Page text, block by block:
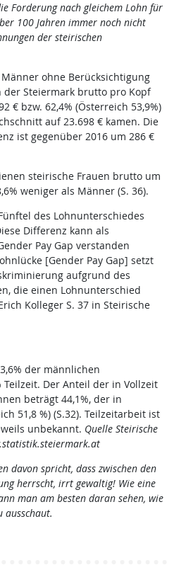
Forderung nach gleichem Lohn für
100 Jahren immer noch nicht
der steirischen
ohne Berücksichtigung
der Steiermark brutto pro Kopf
€ bzw. 62,4% (Österreich 53,9%)
auf 23.698 € kamen. Die
ist gegenüber 2016 um 286 €
steirische Frauen brutto um
weniger als Männer (S. 36).
des Lohnunterschiedes
Differenz kann als
Pay Gap verstanden
[Gender Pay Gap] setzt
aufgrund des
die einen Lohnunterschied
Kolleger S. 37 in Steirische
der männlichen
Der Anteil der in Vollzeit
beträgt 44,1%, der in
51,8 %) (S.32). Teilzeitarbeit ist
unbekannt. Quelle Steirische
davon spricht, dass zwischen den
herrscht, irrt gewaltig! Wie eine
man am besten daran sehen, wie
ausschaut.